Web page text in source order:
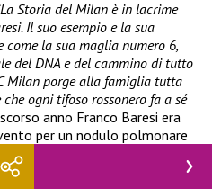
Storia del Milan è in lacrime
Il suo esempio e la sua
come la sua maglia numero 6,
del DNA e del cammino di tutto
Milan porge alla famiglia tutta
ogni tifoso rossonero fa a sé
anno Franco Baresi era
per un nodulo polmonare
situazione fosse tornata
condizioni sono peggiorate